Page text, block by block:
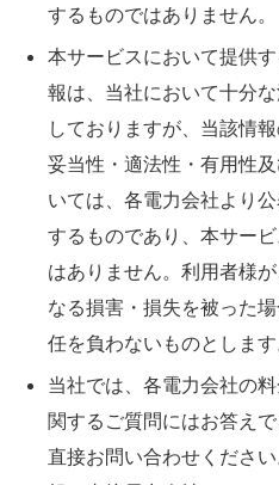
するものではありません。
本サービスにおいて提供
報は、当社において十分
しておりますが、当該情
妥当性・適法性・有用性
いては、各電力会社より
するものであり、本サー
はありません。利用者様
なる損害・損失を被った
任を負わないものとします
当社では、各電力会社の
関するご質問にはお答え
直接お問い合わせくださ